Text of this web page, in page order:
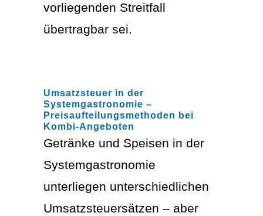
vorliegenden Streitfall
übertragbar sei.
Umsatzsteuer in der
Systemgastronomie –
Preisaufteilungsmethoden bei
Kombi-Angeboten
Getränke und Speisen in der
Systemgastronomie
unterliegen unterschiedlichen
Umsatzsteuersätzen – aber